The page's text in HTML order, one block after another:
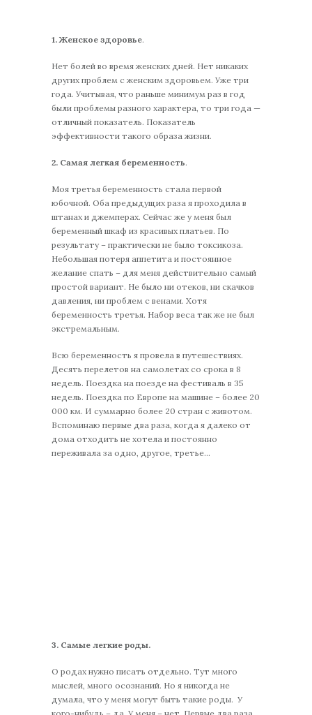
1. Женское здоровье.
Нет болей во время женских дней. Нет никаких
других проблем с женским здоровьем. Уже три
года. Учитывая, что раньше минимум раз в год
были проблемы разного характера, то три года —
отличный показатель. Показатель
эффективности такого образа жизни.
2. Самая легкая беременность.
Моя третья беременность стала первой
юбочной. Оба предыдущих раза я проходила в
штанах и джемперах. Сейчас же у меня был
беременный шкаф из красивых платьев. По
результату – практически не было токсикоза.
Небольшая потеря аппетита и постоянное
желание спать – для меня действительно самый
простой вариант. Не было ни отеков, ни скачков
давления, ни проблем с венами. Хотя
беременность третья. Набор веса так же не был
экстремальным.
Всю беременность я провела в путешествиях.
Десять перелетов на самолетах со срока в 8
недель. Поездка на поезде на фестиваль в 35
недель. Поездка по Европе на машине – более 20
000 км. И суммарно более 20 стран с животом.
Вспоминаю первые два раза, когда я далеко от
дома отходить не хотела и постоянно
переживала за одно, другое, третье…
3. Самые легкие роды.
О родах нужно писать отдельно. Тут много
мыслей, много осознаний. Но я никогда не
думала, что у меня могут быть такие роды. У